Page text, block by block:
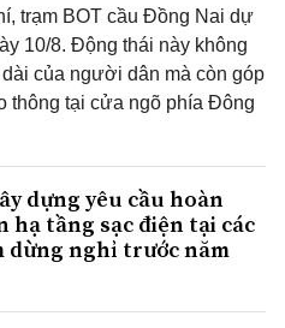
trạm BOT cầu Đồng Nai dự
10/8. Động thái này không
của người dân mà còn góp
thông tại cửa ngõ phía Đông
dựng yêu cầu hoàn
hạ tầng sạc điện tại các
dừng nghỉ trước năm